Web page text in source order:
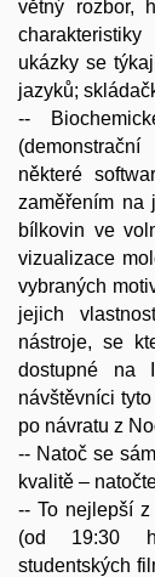
větný rozbor,
ukázky se
jazyků;
--
některé
zaměřením na
bílkovin ve
vizualizace
vybraných
jejich
nástroje, se
dostupné na
návštěvníci
po návratu z
-- Natoč se
kvalitě –
-- To nejlepší z
(od 19:30
studentských